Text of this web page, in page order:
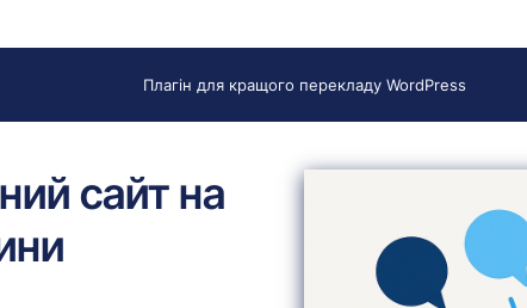
Плагін для кращого перекладу WordPress
сайт на